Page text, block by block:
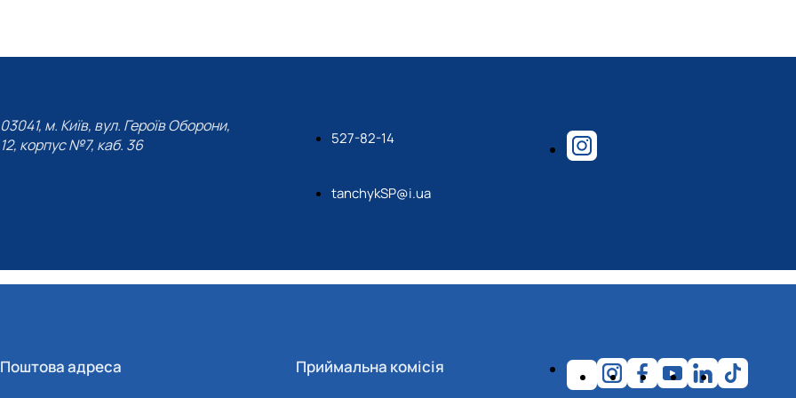
Звіт про діяльність гуртка
Список гуртківців
03041, м. Київ, вул. Героїв Оборони,
12, корпус №7, каб. 36
527-82-14
tanchykSP@i.ua
Поштова адреса Приймальна комісія